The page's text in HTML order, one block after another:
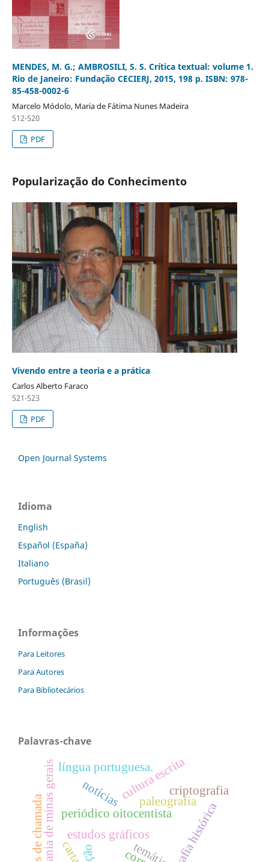
MENDES, M. G.; AMBROSILI, S. S. Crítica textual: volume 1.
Rio de Janeiro: Fundação CECIERJ, 2015, 198 p. ISBN: 978-
85-458-0002-6
Marcelo Módolo, Maria de Fátima Nunes Madeira
512-520
PDF
Popularização do Conhecimento
Vivendo entre a teoria e a prática
Carlos Alberto Faraco
521-523
PDF
Open Journal Systems
Idioma
English
Español (España)
Italiano
Português (Brasil)
Informações
Para Leitores
Para Autores
Para Bibliotecários
Palavras-chave
estudos gráficos
periódico oitocentista
notícias
capitania de minas gerais cartas
cartas de chamada
cultura escrita
língua portuguesa.
paleografia
criptografia